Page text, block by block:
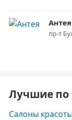
Антея
пр-т
Лучшие по
Салоны